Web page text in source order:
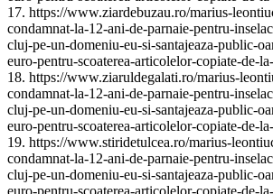
17. https://www.ziardebuzau.ro/marius-
condamnat-la-12-ani-de-parnaie-pentru-
cluj-pe-un-domeniu-eu-si-santajeaza-public-
euro-pentru-scoaterea-articolelor-copiate-de-
18. https://www.ziaruldegalati.ro/marius-
condamnat-la-12-ani-de-parnaie-pentru-
cluj-pe-un-domeniu-eu-si-santajeaza-public-
euro-pentru-scoaterea-articolelor-copiate-de-
19. https://www.stiridetulcea.ro/marius-
condamnat-la-12-ani-de-parnaie-pentru-
cluj-pe-un-domeniu-eu-si-santajeaza-public-